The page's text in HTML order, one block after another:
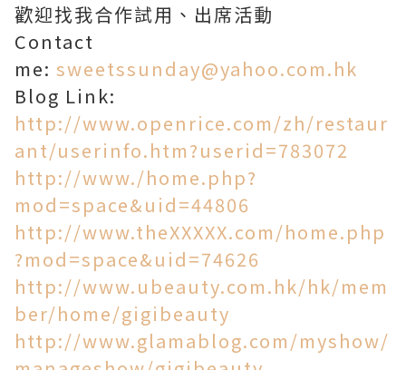
歡迎找我合作試用、出席活動
Contact
me: sweetssunday@yahoo.com.hk
Blog Link:
http://www.openrice.com/zh/restaur
ant/userinfo.htm?userid=783072
http://www./home.php?
mod=space&uid=44806
http://www.theXXXXX.com/home.php
?mod=space&uid=74626
http://www.ubeauty.com.hk/hk/mem
ber/home/gigibeauty
http://www.glamablog.com/myshow/